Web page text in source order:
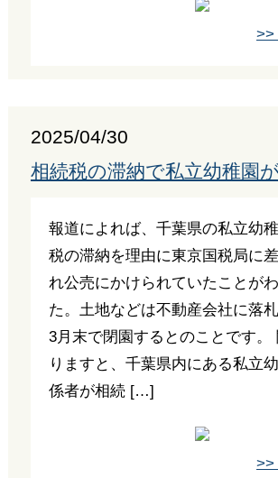
>>
2025/04/30
相続税の滞納で私立幼稚園
報道によれば、千葉県の私立幼
税の滞納を理由に東京国税局に
れ公売にかけられていたことが
た。土地などは不動産会社に落
3月末で閉園するとのことです。
りますと、千葉県内にある私立
係者が相続 […]
>>